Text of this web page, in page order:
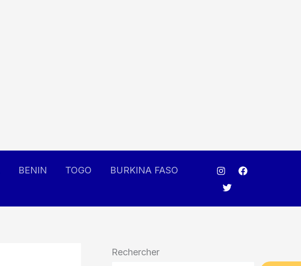
BENIN TOGO
BURKINA FASO
Rechercher